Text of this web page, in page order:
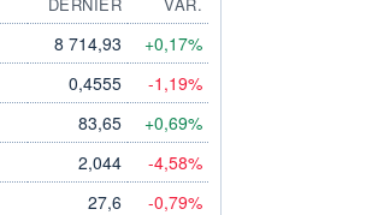
8 714,93 +0,17%
0,4555 -1,19%
83,65 +0,69%
2,044 -4,58%
27,6 -0,79%